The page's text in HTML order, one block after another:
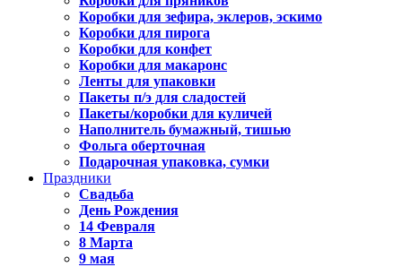
Коробки для зефира, эклеров, эскимо
Коробки для пирога
Коробки для конфет
Коробки для макаронс
Ленты для упаковки
Пакеты п/э для сладостей
Пакеты/коробки для куличей
Наполнитель бумажный, тишью
Фольга оберточная
Подарочная упаковка, сумки
Праздники
Свадьба
День Рождения
14 Февраля
8 Марта
9 мая